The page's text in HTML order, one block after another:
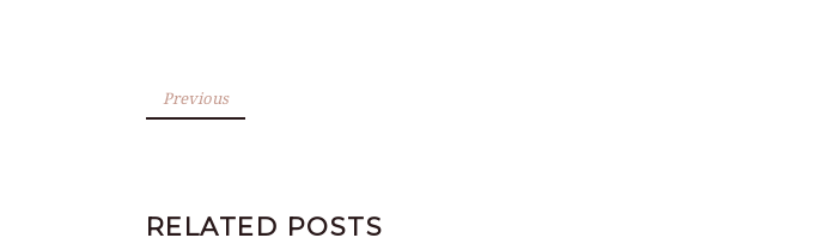
Previous
RELATED POSTS